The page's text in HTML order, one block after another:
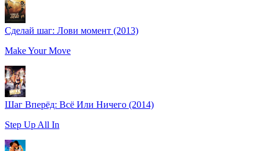
Сделай шаг: Лови момент (2013)
Make Your Move
Шаг Вперёд: Всё Или Ничего (2014)
Step Up All In